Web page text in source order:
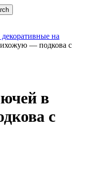
на
— подкова с
в
с